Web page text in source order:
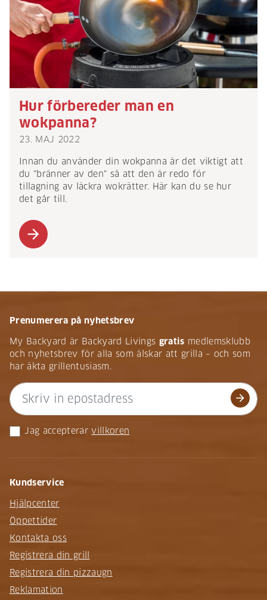
Hur förbereder man en
wokpanna?
23. MAJ 2022
Innan du använder din wokpanna är det viktigt att
du "bränner av den" så att den är redo för
tillagning av läckra wokrätter. Här kan du se hur
det går till.
arrow_forward
Prenumerera på nyhetsbrev
My Backyard är Backyard Livings gratis medlemsklubb
och nyhetsbrev för alla som älskar att grilla – och som
har äkta grillentusiasm.
arrow_forward
Jag accepterar villkoren
Kundservice
Hjälpcenter
Öppettider
Kontakta oss
Registrera din grill
Registrera din pizzaugn
Reklamation